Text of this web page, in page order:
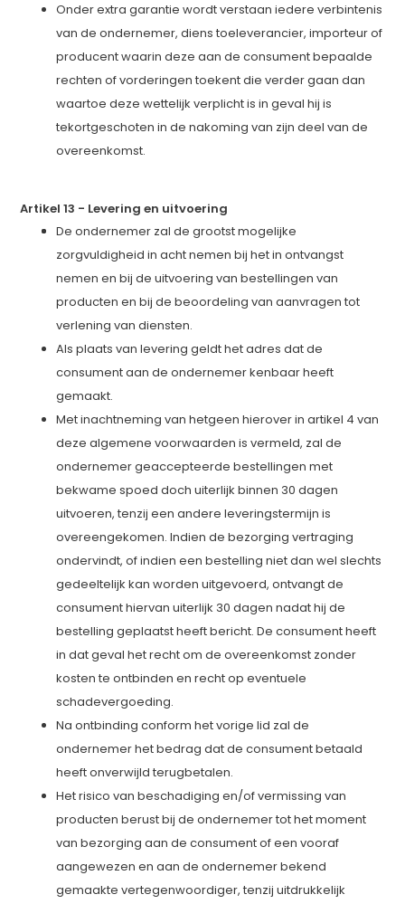
Onder extra garantie wordt verstaan iedere verbintenis
van de ondernemer, diens toeleverancier, importeur of
producent waarin deze aan de consument bepaalde
rechten of vorderingen toekent die verder gaan dan
waartoe deze wettelijk verplicht is in geval hij is
tekortgeschoten in de nakoming van zijn deel van de
overeenkomst.
Artikel 13 - Levering en uitvoering
De ondernemer zal de grootst mogelijke
zorgvuldigheid in acht nemen bij het in ontvangst
nemen en bij de uitvoering van bestellingen van
producten en bij de beoordeling van aanvragen tot
verlening van diensten.
Als plaats van levering geldt het adres dat de
consument aan de ondernemer kenbaar heeft
gemaakt.
Met inachtneming van hetgeen hierover in artikel 4 van
deze algemene voorwaarden is vermeld, zal de
ondernemer geaccepteerde bestellingen met
bekwame spoed doch uiterlijk binnen 30 dagen
uitvoeren, tenzij een andere leveringstermijn is
overeengekomen. Indien de bezorging vertraging
ondervindt, of indien een bestelling niet dan wel slechts
gedeeltelijk kan worden uitgevoerd, ontvangt de
consument hiervan uiterlijk 30 dagen nadat hij de
bestelling geplaatst heeft bericht. De consument heeft
in dat geval het recht om de overeenkomst zonder
kosten te ontbinden en recht op eventuele
schadevergoeding.
Na ontbinding conform het vorige lid zal de
ondernemer het bedrag dat de consument betaald
heeft onverwijld terugbetalen.
Het risico van beschadiging en/of vermissing van
producten berust bij de ondernemer tot het moment
van bezorging aan de consument of een vooraf
aangewezen en aan de ondernemer bekend
gemaakte vertegenwoordiger, tenzij uitdrukkelijk